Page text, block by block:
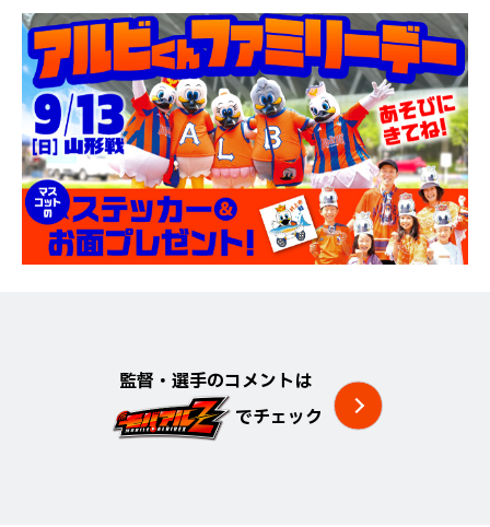
監督・選手のコメントは
でチェック